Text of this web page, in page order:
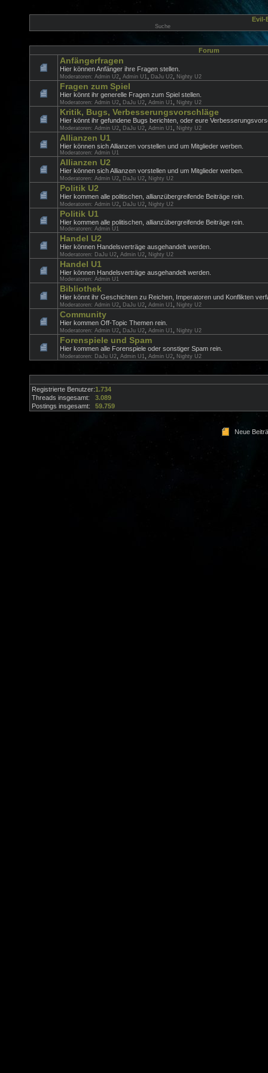
Evil-
Suche
Forum
Anfängerfragen
Hier können Anfänger ihre Fragen stellen.
Moderatoren: Admin U2 Admin U1 DaJu U2 Nighty U2
Fragen zum Spiel
Hier könnt ihr generelle Fragen zum Spiel stellen.
Moderatoren: Admin U2 DaJu U2 Admin U1 Nighty U2
Kritik, Bugs, Verbesserungsvorschläge
Hier könnt ihr gefundene Bugs berichten, oder eure
Moderatoren: Admin U2 DaJu U2 Admin U1 Nighty U2
Allianzen U1
Hier können sich Allianzen vorstellen und um Mitglieder werben.
Moderatoren: Admin U1
Allianzen U2
Hier können sich Allianzen vorstellen und um Mitglieder werben.
Moderatoren: Admin U2 DaJu U2 Nighty U2
Politik U2
Hier kommen alle politischen, allianzübergreifende Beiträge rein.
Moderatoren: Admin U2 DaJu U2 Nighty U2
Politik U1
Hier kommen alle politischen, allianzübergreifende Beiträge rein.
Moderatoren: Admin U1
Handel U2
Hier können Handelsverträge ausgehandelt werden.
Moderatoren: DaJu U2 Admin U2 Nighty U2
Handel U1
Hier können Handelsverträge ausgehandelt werden.
Moderatoren: Admin U1
Bibliothek
Hier könnt ihr Geschichten zu Reichen, Imperatoren und Konflikten
Moderatoren: Admin U2 DaJu U2 Admin U1 Nighty U2
Community
Hier kommen Off-Topic Themen rein.
Moderatoren: Admin U2 DaJu U2 Admin U1 Nighty U2
Forenspiele und Spam
Hier kommen alle Forenspiele oder sonstiger Spam rein.
Moderatoren: DaJu U2 Admin U1 Admin U2 Nighty U2
Registrierte Benutzer:1.734
Threads insgesamt:
3.089
Postings insgesamt:
59.759
Neue